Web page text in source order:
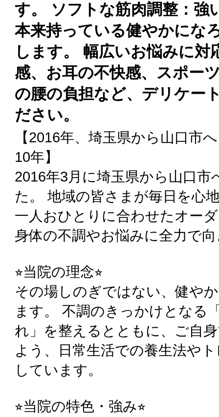
す。 ソフトな筋肉調整：強
本来持っている健やかにな
します。 幅広いお悩みに対
感、お耳の不快感、スポー
の腰の負担など、デリケー
ださい。
【2016年、埼玉県から山口市
10年】
2016年3月に埼玉県から山口
た。 地域の皆さまが毎日を心
一人おひとりに合わせたオー
身体の不調やお悩みに全力で
⭐︎当院の理念⭐︎
その場しのぎではない、健や
ます。 不調のきっかけとなる
れ」を整えるとともに、ご自
よう、日常生活での養生法や
しています。
⭐︎当院の特色・強み⭐︎